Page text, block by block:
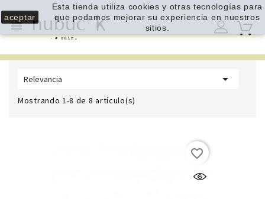

Relevancia 
Mostrando 1-8 de 8 artículo(s)
favorite_border
aceptar
Esta tienda utiliza cookies y otras tecnologías para
que podamos mejorar su experiencia en nuestros
sitios.